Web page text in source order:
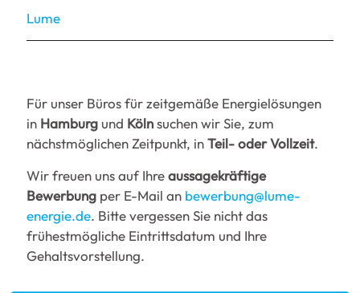
Lume
Für unser Büros für zeitgemäße Energielösungen
in Hamburg und Kölnsuchen wir Sie, zum
nächstmöglichen Zeitpunkt, inTeil- oder Vollzeit.
Wir freuen uns auf Ihreaussagekräftige
Bewerbung per E-Mail an bewerbung@lume-
energie.de. Bitte vergessen Sie nicht das
frühestmögliche Eintrittsdatum und Ihre
Gehaltsvorstellung.